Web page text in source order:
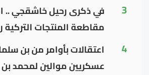
3
في ذكرى رحيل خاشقجي ..
مقاطعة المنتجات التركية
4
اعتقالات بأوامر من بن
عسكريين موالين لمحمد